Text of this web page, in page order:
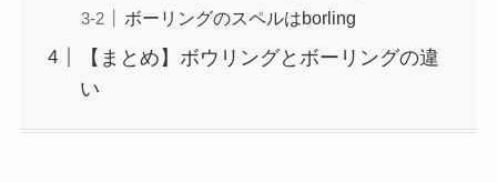
ボーリングのスペルはborling
【まとめ】ボウリングとボーリングの違
い